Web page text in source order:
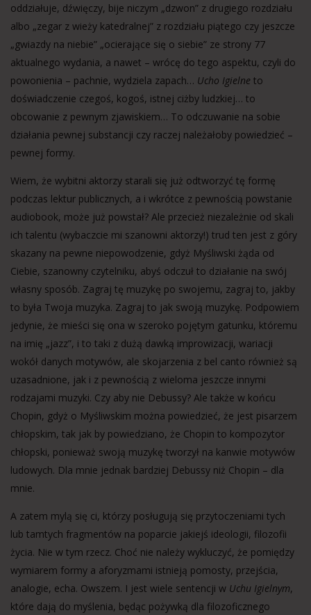
oddziałuje, dźwięczy, bije niczym „dzwon” z drugiego rozdziału
albo „zegar z wieży katedralnej” z rozdziału piątego czy jeszcze
„gwiazdy na niebie” „ocierające się o siebie” ze strony 77
aktualnego wydania, a nawet – wrócę do tego aspektu, czyli do
powonienia – pachnie, wydziela zapach… Ucho Igielne to
doświadczenie czegoś, kogoś, istnej ciżby ludzkiej… to
obcowanie z pewnym zjawiskiem… To odczuwanie na sobie
działania pewnej substancji czy raczej należałoby powiedzieć –
pewnej formy.
Wiem, że wybitni aktorzy starali się już odtworzyć tę formę
podczas lektur publicznych, a i wkrótce z pewnością powstanie
audiobook, może już powstał? Ale przecież niezależnie od skali
ich talentu (wybaczcie mi szanowni aktorzy!) trud ten jest z góry
skazany na pewne niepowodzenie, gdyż Myśliwski żąda od
Ciebie, szanowny czytelniku, abyś odczuł to działanie na swój
własny sposób. Zagraj tę muzykę po swojemu, zagraj to, jakby
to była Twoja muzyka. Zagraj to jak swoją muzykę. Podpowiem
jedynie, że mieści się ona w szeroko pojętym gatunku, któremu
na imię „jazz”, i to taki z dużą dawką improwizacji, wariacji
wokół danych motywów, ale skojarzenia z bel canto również są
uzasadnione, jak i z pewnością z wieloma jeszcze innymi
rodzajami muzyki. Czy aby nie Debussy? Ale także w końcu
Chopin, gdyż o Myśliwskim można powiedzieć, że jest pisarzem
chłopskim, tak jak by powiedziano, że Chopin to kompozytor
chłopski, ponieważ swoją muzykę tworzył na kanwie motywów
ludowych. Dla mnie jednak bardziej Debussy niż Chopin – dla
mnie.
A zatem mylą się ci, którzy posługują się przytoczeniami tych
lub tamtych fragmentów na poparcie jakiejś ideologii, filozofii
życia. Nie w tym rzecz. Choć nie należy wykluczyć, że pomiędzy
wymiarem formy a aforyzmami istnieją pomosty, przejścia,
analogie, echa. Owszem. I jest wiele sentencji w Uchu Igielnym,
które dają do myślenia, będąc pożywką dla filozoficznego